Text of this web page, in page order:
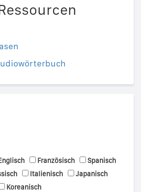
Französisch
Spanisch
Italienisch
Japanisch
Koreanisch